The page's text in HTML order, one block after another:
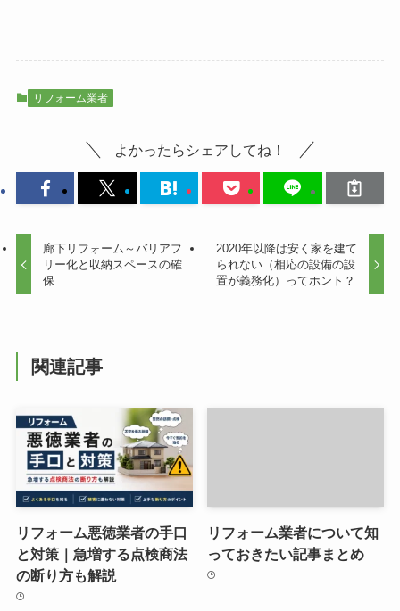
リフォーム業者
よかったらシェアしてね！
廊下リフォーム～バリアフ
リー化と収納スペースの確
保
2020年以降は安く家を建て
られない（相応の設備の設
置が義務化）ってホント？
関連記事
リフォーム悪徳業者の手口
と対策｜急増する点検商法
の断り方も解説
リフォーム業者について知
っておきたい記事まとめ